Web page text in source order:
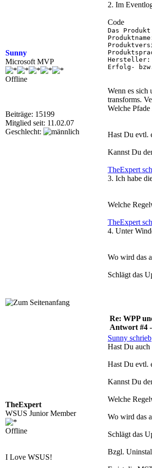
Sunny
Microsoft MVP
Offline
Beiträge: 15199
Mitglied seit: 11.02.07
Geschlecht:
2. Im
Code
Das
Hersteller:
Erfolg-
Wenn es
transforms.
Welche
Hast Du evtl.
Kannst Du
TheExpert
3. Ich habe
Welche
TheExpert
4. Unter
Wo wird das
Schlägt das
TheExpert
WSUS Junior Member
Offline
I Love WSUS!
Re: WPP
Antwort #4 -
Sunny schrieb
Hast Du auch
Hast Du evtl.
Kannst Du
Welche
Wo wird das
Schlägt das
Bzgl.